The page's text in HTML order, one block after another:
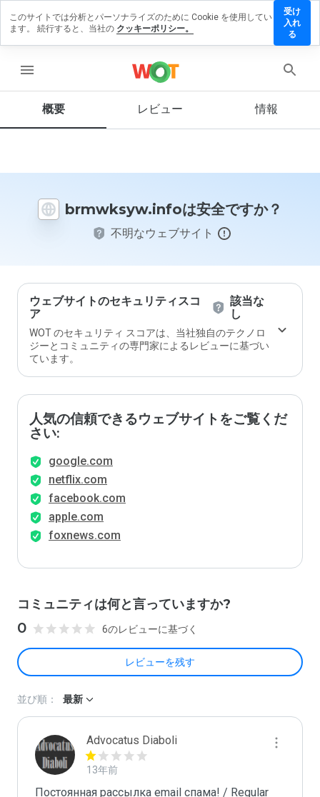
menu
概要 レビュー 情報
brmwksyw.infoは安全ですか？
不明なウェブサイト
ウェブサイトのセキュリティスコ
ア
該当な
し
WOT のセキュリティ スコアは、当社独自のテクノロ
ジーとコミュニティの専門家によるレビューに基づい
ています。
人気の信頼できるウェブサイトをご覧くだ
さい:
google.com
netflix.com
facebook.com
apple.com
foxnews.com
コミュニティは何と言っていますか?
0 6のレビューに基づく
レビューを残す
ューを
この
イト
価し
ます
か？
並び順： 最新
Advocatus Diaboli
13年前
Постоянная рассылка email спама! / Regular
このサイトでは分析とパーソナライズのために Cookie を使用してい
ます。 続行すると、当社の クッキーポリシー。
受け
入れ
る